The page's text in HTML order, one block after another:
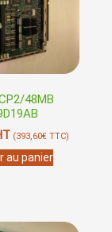
48MB
(393,60€TTC)
au panier